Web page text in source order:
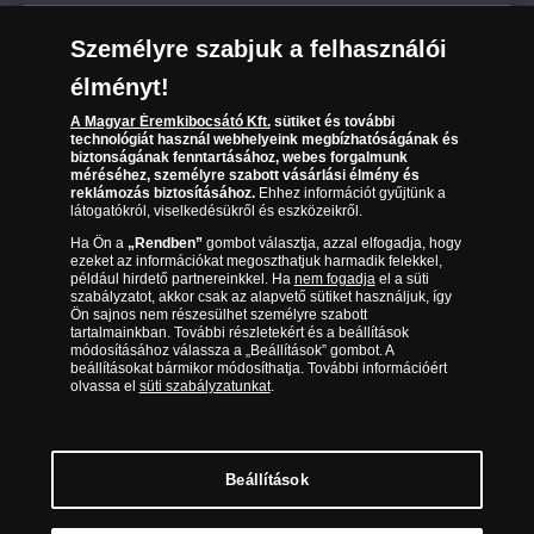
Kézbesítés
Reklamáció
Visszaküldés
Elállási űrlap
Karrier
Sütik (cookies) használata
Süti (cookies)Beállítások
Társaságunkról
Az érmék és érmek ára és értéke
Gyakran ismételt kérdések
Adatkezelés
06 80 888 889
(díjmentesen hívható hétfőtől csütörtökig 9.00 és 17.00
óra között, péntekenként 9.00 és 15.00 óra között)
Magyar Éremkibocsátó Kft. 1134 Budapest, Váci út 33. Cégjegyzékszám: 01-09-
957944, Adószám: 23275395-2-41 A Társaság a Magyar Kereskedelmi
Személyre szabjuk a felhasználói
élményt!
A Magyar Éremkibocsátó Kft.sütiket és további
technológiát használ webhelyeink megbízhatóságának és
biztonságának fenntartásához, webes forgalmunk
méréséhez, személyre szabott vásárlási élmény és
reklámozás biztosításához.Ehhez információt gyűjtünk a
látogatókról, viselkedésükről és eszközeikről.
Ha Ön a „Rendben”gombot választja, azzal elfogadja, hogy
ezeket az információkat megoszthatjuk harmadik felekkel,
például hirdető partnereinkkel. Ha nem fogadjael a süti
szabályzatot, akkor csak az alapvető sütiket használjuk, így
Ön sajnos nem részesülhet személyre szabott
tartalmainkban. További részletekért és a beállítások
módosításához válassza a „Beállítások” gombot. A
beállításokat bármikor módosíthatja. További információért
olvassa el süti szabályzatunkat.
Beállítások